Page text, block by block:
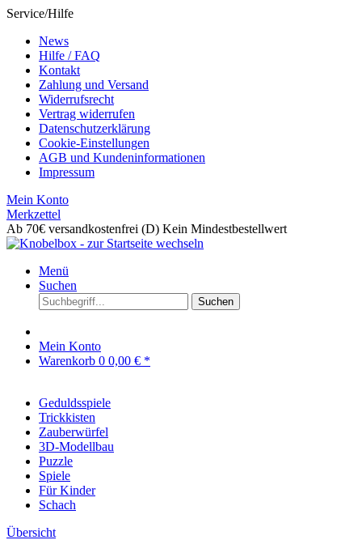
Service/Hilfe
News
Hilfe / FAQ
Kontakt
Zahlung und Versand
Widerrufsrecht
Vertrag widerrufen
Datenschutzerklärung
Cookie-Einstellungen
AGB und Kundeninformationen
Impressum
Mein Konto
Merkzettel
Ab 70€ versandkostenfrei (D) Kein Mindestbestellwert
Menü
Suchen
Suchen
Mein Konto
Warenkorb 0 0,00 € *
Geduldsspiele
Trickkisten
Zauberwürfel
3D-Modellbau
Puzzle
Spiele
Für Kinder
Schach
Übersicht